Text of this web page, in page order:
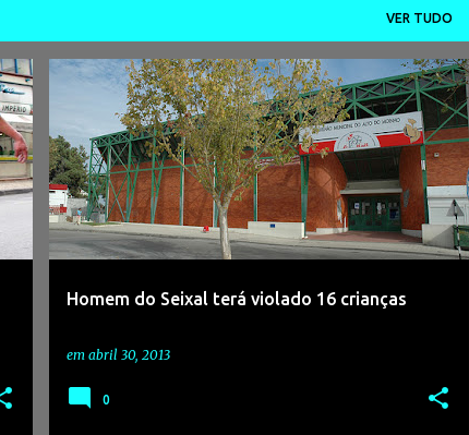
VER TUDO
Homem do Seixal terá violado 16 crianças
em abril 30, 2013
0